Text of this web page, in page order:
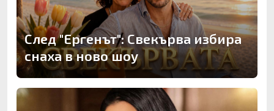
След "Ергенът": Свекърва избира
снаха в ново шоу